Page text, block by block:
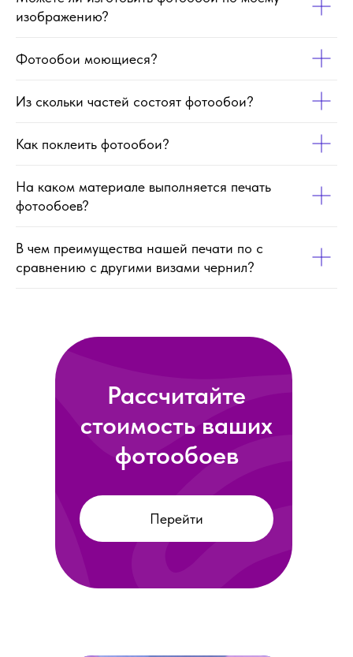
изображению?
Фотообои моющиеся?
Из скольки частей состоят фотообои?
Как поклеить фотообои?
На каком материале выполняется печать
фотообоев?
В чем преимущества нашей печати по с
сравнению с другими визами чернил?
Перейти
Рассчитайте
стоимость ваших
фотообоев